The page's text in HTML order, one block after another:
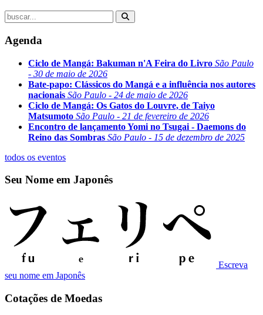
Agenda
Ciclo de Mangá: Bakuman n'A Feira do Livro São Paulo
- 30 de maio de 2026
Bate-papo: Clássicos do Mangá e a influência nos autores
nacionais São Paulo - 24 de maio de 2026
Ciclo de Mangá: Os Gatos do Louvre, de Taiyo
Matsumoto São Paulo - 21 de fevereiro de 2026
Encontro de lançamento Yomi no Tsugai - Daemons do
Reino das Sombras São Paulo - 15 de dezembro de 2025
todos os eventos
Seu Nome em Japonês
Escreva
seu nome em Japonês
Cotações de Moedas